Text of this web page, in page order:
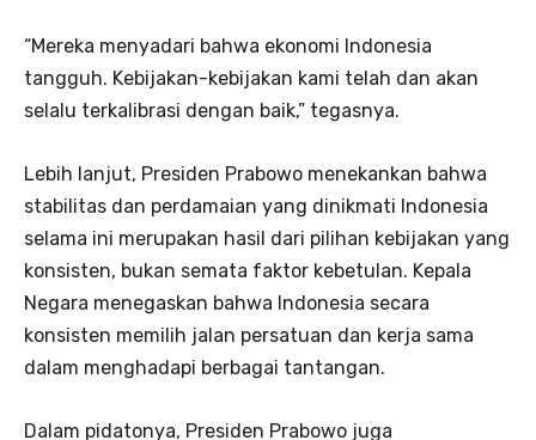
“Mereka menyadari bahwa ekonomi Indonesia
tangguh. Kebijakan-kebijakan kami telah dan akan
selalu terkalibrasi dengan baik,” tegasnya.
Lebih lanjut, Presiden Prabowo menekankan bahwa
stabilitas dan perdamaian yang dinikmati Indonesia
selama ini merupakan hasil dari pilihan kebijakan yang
konsisten, bukan semata faktor kebetulan. Kepala
Negara menegaskan bahwa Indonesia secara
konsisten memilih jalan persatuan dan kerja sama
dalam menghadapi berbagai tantangan.
Dalam pidatonya, Presiden Prabowo juga